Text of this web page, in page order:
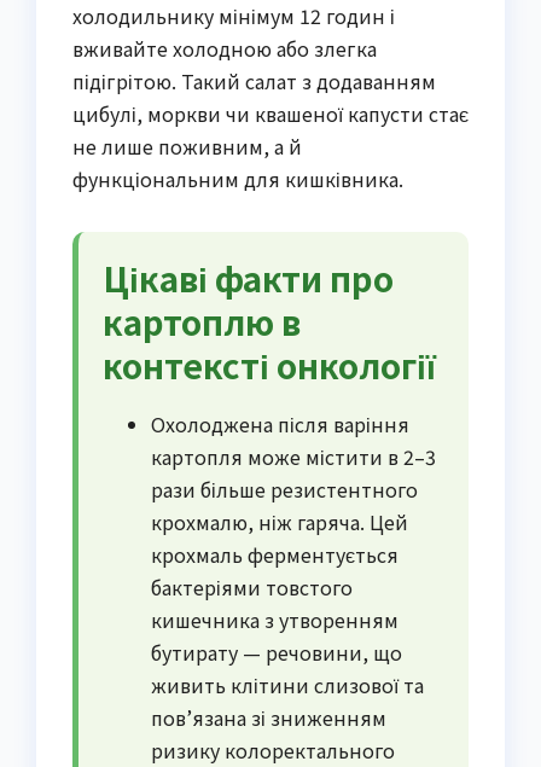
холодильнику мінімум 12 годин і
вживайте холодною або злегка
підігрітою. Такий салат з додаванням
цибулі, моркви чи квашеної капусти стає
не лише поживним, а й
функціональним для кишківника.
Цікаві факти про
картоплю в
контексті онкології
Охолоджена після варіння
картопля може містити в 2–3
рази більше резистентного
крохмалю, ніж гаряча. Цей
крохмаль ферментується
бактеріями товстого
кишечника з утворенням
бутирату — речовини, що
живить клітини слизової та
пов’язана зі зниженням
ризику колоректального